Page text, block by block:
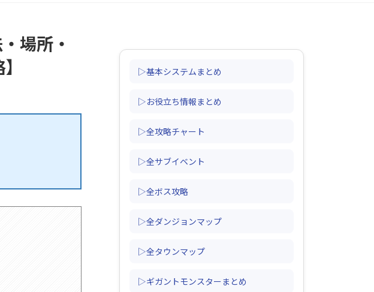
場所・
▷基本システムまとめ
▷お役立ち情報まとめ
▷全攻略チャート
▷全サブイベント
▷全ボス攻略
▷全ダンジョンマップ
▷全タウンマップ
▷ギガントモンスターまとめ